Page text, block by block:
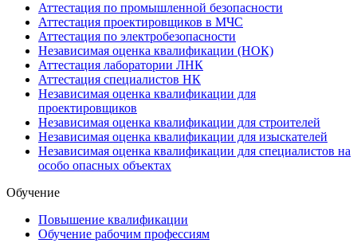
Аттестация по промышленной безопасности
Аттестация проектировщиков в МЧС
Аттестация по электробезопасности
Независимая оценка квалификации (НОК)
Аттестация лаборатории ЛНК
Аттестация специалистов НК
Независимая оценка квалификации для
проектировщиков
Независимая оценка квалификации для строителей
Независимая оценка квалификации для изыскателей
Независимая оценка квалификации для специалистов на
особо опасных объектах
Обучение
Повышение квалификации
Обучение рабочим профессиям